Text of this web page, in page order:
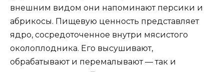
внешним видом они напоминают персики и
абрикосы. Пищевую ценность представляет
ядро, сосредоточенное внутри мясистого
околоплодника. Его высушивают,
обрабатывают и перемалывают — так и